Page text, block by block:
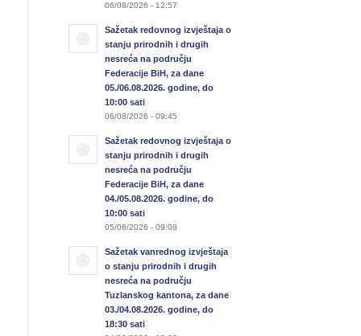
06/08/2026 - 12:57
Sažetak redovnog izvještaja o
stanju prirodnih i drugih
nesreća na području
Federacije BiH, za dane
05./06.08.2026. godine, do
10:00 sati
06/08/2026 - 09:45
Sažetak redovnog izvještaja o
stanju prirodnih i drugih
nesreća na području
Federacije BiH, za dane
04./05.08.2026. godine, do
10:00 sati
05/08/2026 - 09:08
Sažetak vanrednog izvještaja
o stanju prirodnih i drugih
nesreća na području
Tuzlanskog kantona, za dane
03./04.08.2026. godine, do
18:30 sati